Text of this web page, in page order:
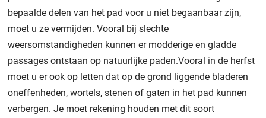
bepaalde delen van het pad voor u niet begaanbaar zijn,
moet u ze vermijden. Vooral bij slechte
weersomstandigheden kunnen er modderige en gladde
passages ontstaan op natuurlijke paden.Vooral in de herfst
moet u er ook op letten dat op de grond liggende bladeren
oneffenheden, wortels, stenen of gaten in het pad kunnen
verbergen. Je moet rekening houden met dit soort